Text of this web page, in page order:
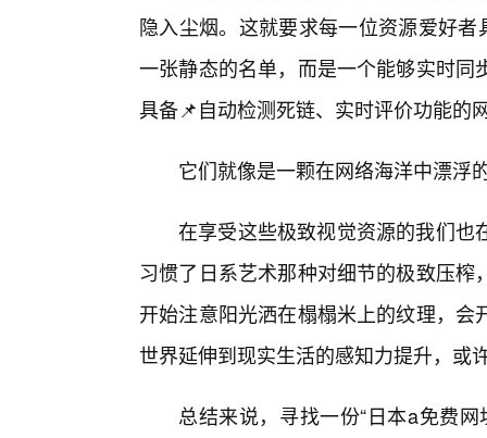
隐入尘烟。这就要求每一位资源爱好
一张静态的名单，而是一个能够实时
具备📌自动检测死链、实时评价功能的
它们就像是一颗在网络海洋中漂浮
在享受这些极致视觉资源的我们也
习惯了日系艺术那种对细节的极致压
开始注意阳光洒在榻榻米上的纹理，
世界延伸到现实生活的感知力提升，或
总结来说，寻找一份“日本a免费